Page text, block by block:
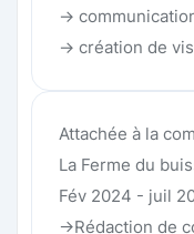
->
-> création de
Attachée à la
La Ferme du
Fév 2024 - juil
->Rédaction de